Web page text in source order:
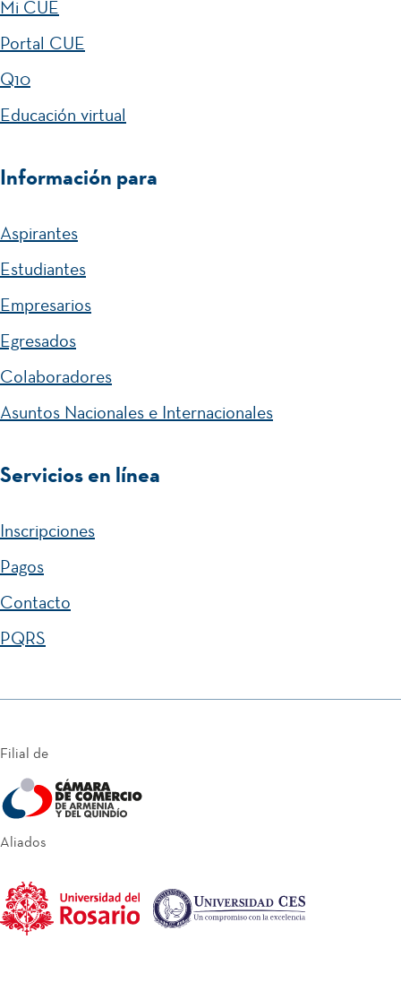
Mi CUE
Portal CUE
Q10
Educación virtual
Información para
Aspirantes
Estudiantes
Empresarios
Egresados
Colaboradores
Asuntos Nacionales e Internacionales
Servicios en línea
Inscripciones
Pagos
Contacto
PQRS
Filial de
Aliados